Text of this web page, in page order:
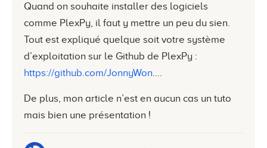
Quand on souhaite installer des logiciels
comme PlexPy, il faut y mettre un peu du sien.
Tout est expliqué quelque soit votre système
d’exploitation sur le Github de PlexPy :
https://github.com/JonnyWon….
De plus, mon article n’est en aucun cas un tuto
mais bien une présentation !